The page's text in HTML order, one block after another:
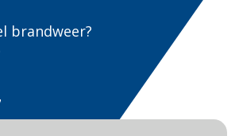
brandweer?